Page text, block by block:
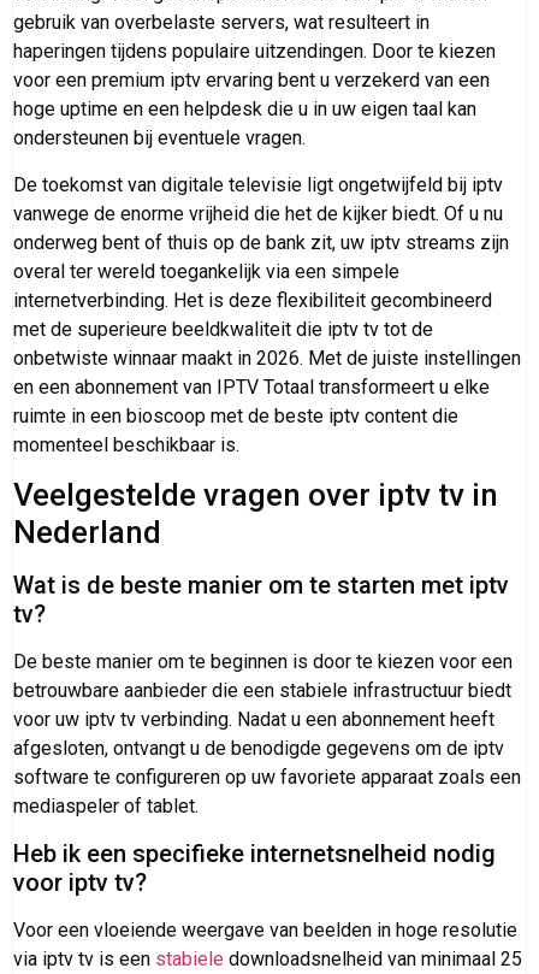
gebruik van overbelaste servers, wat resulteert in
haperingen tijdens populaire uitzendingen. Door te kiezen
voor een premium iptv ervaring bent u verzekerd van een
hoge uptime en een helpdesk die u in uw eigen taal kan
ondersteunen bij eventuele vragen.
De toekomst van digitale televisie ligt ongetwijfeld bij iptv
vanwege de enorme vrijheid die het de kijker biedt. Of u nu
onderweg bent of thuis op de bank zit, uw iptv streams zijn
overal ter wereld toegankelijk via een simpele
internetverbinding. Het is deze flexibiliteit gecombineerd
met de superieure beeldkwaliteit die iptv tv tot de
onbetwiste winnaar maakt in 2026. Met de juiste instellingen
en een abonnement van IPTV Totaal transformeert u elke
ruimte in een bioscoop met de beste iptv content die
momenteel beschikbaar is.
Veelgestelde vragen over iptv tv in
Nederland
Wat is de beste manier om te starten met iptv
tv?
De beste manier om te beginnen is door te kiezen voor een
betrouwbare aanbieder die een stabiele infrastructuur biedt
voor uw iptv tv verbinding. Nadat u een abonnement heeft
afgesloten, ontvangt u de benodigde gegevens om de iptv
software te configureren op uw favoriete apparaat zoals een
mediaspeler of tablet.
Heb ik een specifieke internetsnelheid nodig
voor iptv tv?
Voor een vloeiende weergave van beelden in hoge resolutie
via iptv tv is een stabiele downloadsnelheid van minimaal 25